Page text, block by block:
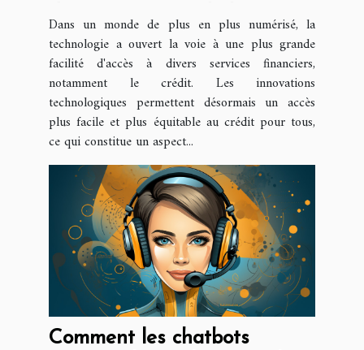
crédit
Dans un monde de plus en plus numérisé, la
technologie a ouvert la voie à une plus grande
facilité d'accès à divers services financiers,
notamment le crédit. Les innovations
technologiques permettent désormais un accès
plus facile et plus équitable au crédit pour tous,
ce qui constitue un aspect...
Comment les chatbots